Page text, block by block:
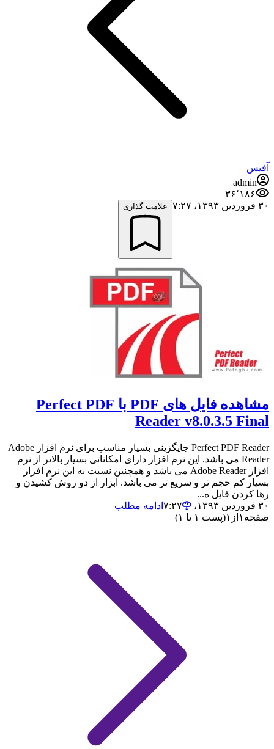
آفیس
admin
۳۶٬۱۸۶
۳۰ فروردین ۱۳۹۳،‏ ۷:۲۷
علامت گذاری
مشاهده فایل های PDF با Perfect PDF
Reader v8.0.3.5 Final
Perfect PDF Reader جایگزینی بسیار مناسب برای نرم افزار Adobe
Reader می باشد. این نرم افزار دارای امکاناتی بسیار بالاتر از نرم
افزار Adobe Reader می باشد و همچنین نسبت به این نرم افزار
بسیار کم حجم تر و سریع تر می باشد. ابزار از دو روش کشیدن و
رها کردن فایل ه...
۳۰ فروردین ۱۳۹۳،‏ ۷:۲۷
ادامه مطلب
صفحه ۱ از ۱(پست ۱ تا ۱)